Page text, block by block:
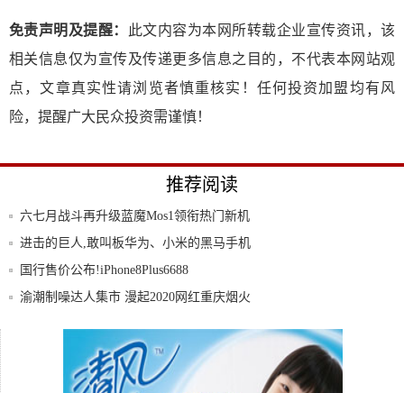
免责声明及提醒：
此文内容为本网所转载企业宣传资讯，该
相关信息仅为宣传及传递更多信息之目的，不代表本网站观
点，文章真实性请浏览者慎重核实！任何投资加盟均有风
险，提醒广大民众投资需谨慎！
推荐阅读
六七月战斗再升级蓝魔Mos1领衔热门新机
进击的巨人,敢叫板华为、小米的黑马手机
蓝魔M
国行售价公布!iPhone8Plus6688
渝潮制噪达人集市 漫起2020网红重庆烟火